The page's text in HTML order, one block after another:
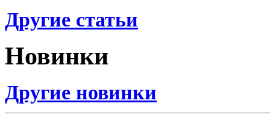
Другие статьи
Новинки
Другие новинки